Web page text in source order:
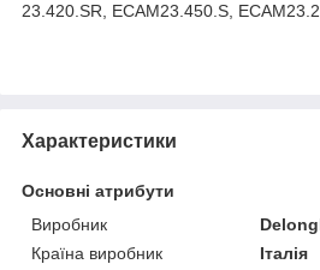
23.420.SR, ECAM23.450.S,
Характеристики
Основні атрибути
Виробник
Країна виробник
Італія